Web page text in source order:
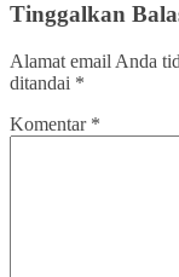
Tinggalkan
Alamat email Anda
ditandai *
Komentar *